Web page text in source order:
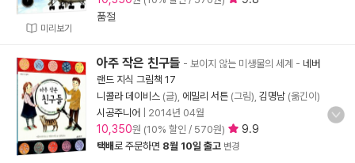
미리보기
품절
아주 작은 친구들 - 보이지 않는 미생물의 세계 - 네버
랜드 지식 그림책 17
니콜라 데이비스 (글), 에밀리 서튼 (그림), 김명남 (옮긴이)
시공주니어
2014년 04월
10,350원 (10% 할인 / 570원) 9.9
택배로 주문하면 8월 10일 출고 변경